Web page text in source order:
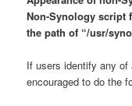
Non-Synology script
the path of “/usr/
If users identify any
encouraged to do the